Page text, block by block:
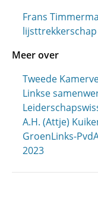
Frans
Meer over
Tweede
Linkse
A.H. (Attje)
GroenLinks-
2023